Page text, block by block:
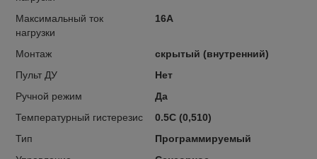
Максимальный ток
нагрузки
16А
Монтаж
скрытый (внутренний)
Пульт ДУ
Нет
Ручной режим
Да
Температурный гистерезис
0.5C (0,510)
Тип
Программируемый